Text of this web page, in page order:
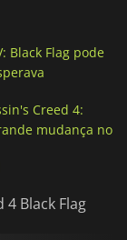
Black Flag pode
Creed 4:
mudança no
Black Flag